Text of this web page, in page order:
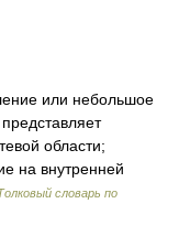
или небольшое
области;
на внутренней
словарь по